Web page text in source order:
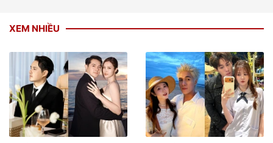
XEM NHIỀU